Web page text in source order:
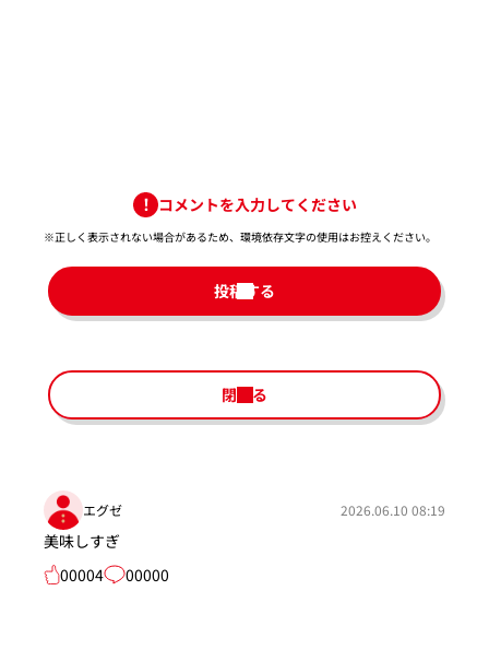
コメントを入力してください
※正しく表示されない場合があるため、環境依存文字の使用はお控えください。​
投稿する
閉じる
エグゼ 2026.06.10 08:19
美味しすぎ
00004
00000